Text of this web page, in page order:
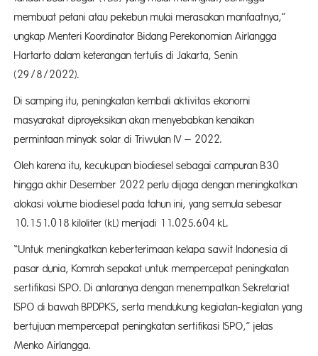
membuat petani atau pekebun mulai merasakan manfaatnya,”
ungkap Menteri Koordinator Bidang Perekonomian Airlangga
Hartarto dalam keterangan tertulis di Jakarta, Senin
(29/8/2022).
Di samping itu, peningkatan kembali aktivitas ekonomi
masyarakat diproyeksikan akan menyebabkan kenaikan
permintaan minyak solar di Triwulan IV – 2022.
Oleh karena itu, kecukupan biodiesel sebagai campuran B30
hingga akhir Desember 2022 perlu dijaga dengan meningkatkan
alokasi volume biodiesel pada tahun ini, yang semula sebesar
10.151.018 kiloliter (kL) menjadi 11.025.604 kL.
“Untuk meningkatkan keberterimaan kelapa sawit Indonesia di
pasar dunia, Komrah sepakat untuk mempercepat peningkatan
sertifikasi ISPO. Di antaranya dengan menempatkan Sekretariat
ISPO di bawah BPDPKS, serta mendukung kegiatan-kegiatan yang
bertujuan mempercepat peningkatan sertifikasi ISPO,” jelas
Menko Airlangga.